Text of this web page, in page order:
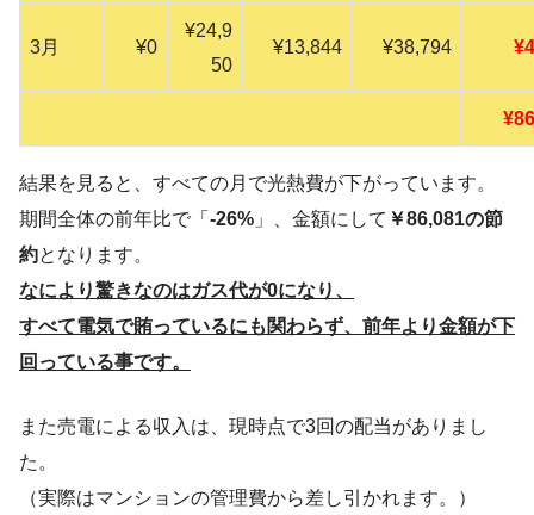
3月 ¥0
¥24,9
50
¥13,844 ¥38,794
結果を見ると、すべての月で光熱費が下がっています。
期間全体の前年比で「 -26% 」、金額にして ￥86,081の節
約となります。
なにより驚きなのはガス代が0になり、
すべて電気で賄っているにも関わらず、前年より金額が下
回っている事です。
また売電による収入は、現時点で3回の配当がありまし
た。
（実際はマンションの管理費から差し引かれます。）